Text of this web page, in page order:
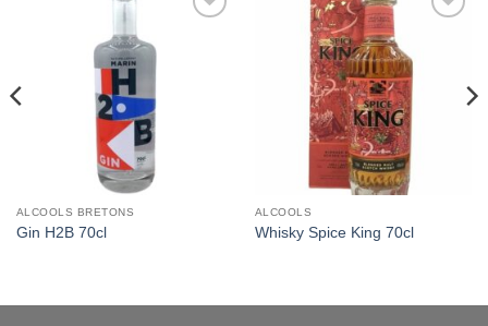
ALCOOLS BRETONS
Gin H2B 70cl
ALCOOLS
Whisky Spice King 70cl